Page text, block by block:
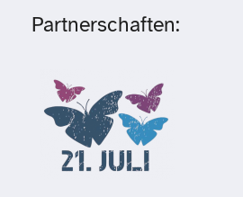
Partnerschaften: